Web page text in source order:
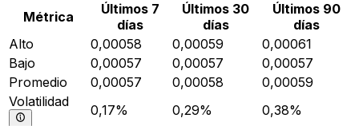
Métrica
Últimos 7
días
Últimos 30
días
Últimos 90
días
Alto
0,00058 0,00059
0,00061
Bajo
0,00057 0,00057
0,00057
Promedio
0,00057 0,00058
0,00059
Volatilidad
0,17% 0,29% 0,38%